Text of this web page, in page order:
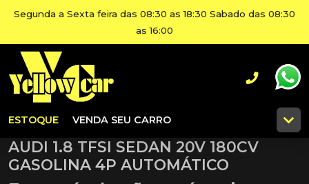
Segunda a Sexta feira das 08:30 as 18:30 Sabado das 08:30
as 16:00
ESTOQUE VENDA SEU CARRO
AUDI 1.8 TFSI SEDAN 20V 180CV
GASOLINA 4P AUTOMÁTICO